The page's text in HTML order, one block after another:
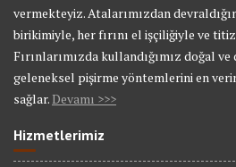
vermekteyiz. Atalarımızdan
birikimiyle, her fırını el işçiliğiyle ve
Fırınlarımızda kullandığımız doğal
geleneksel pişirme yöntemlerini en
sağlar.Devamı >>>
Hizmetlerimiz